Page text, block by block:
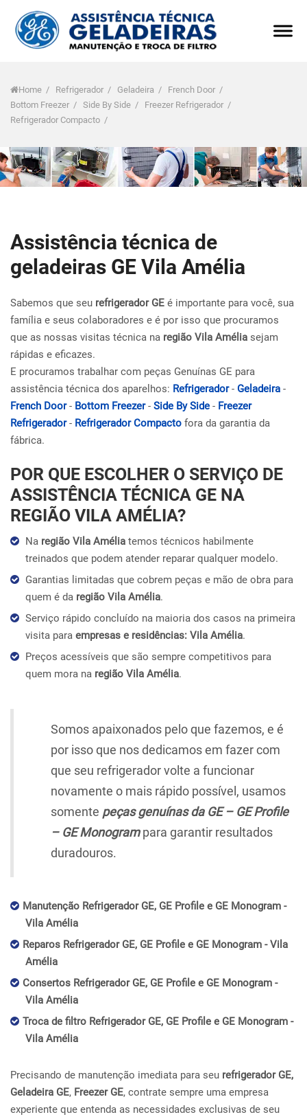
Home / Refrigerador / Geladeira / French Door /
Bottom Freezer / Side By Side / Freezer Refrigerador /
Refrigerador Compacto /
Assistência técnica de
geladeiras GE Vila Amélia
Sabemos que seu refrigerador GE é importante para você, sua
família e seus colaboradores e é por isso que procuramos
que as nossas visitas técnica na região Vila Amélia sejam
rápidas e eficazes.
E procuramos trabalhar com peças Genuínas GE para
assistência técnica dos aparelhos: Refrigerador- Geladeira -
French Door- Bottom Freezer- Side By Side - Freezer
Refrigerador- Refrigerador Compacto fora da garantia da
fábrica.
POR QUE ESCOLHER O SERVIÇO DE
ASSISTÊNCIA TÉCNICA GE NA
REGIÃO VILA AMÉLIA?
Na região Vila Amélia temos técnicos habilmente
treinados que podem atender reparar qualquer modelo.
Garantias limitadas que cobrem peças e mão de obra para
quem é da região Vila Amélia.
Serviço rápido concluído na maioria dos casos na primeira
visita para empresas e residências: Vila Amélia.
Preços acessíveis que são sempre competitivos para
quem mora na região Vila Amélia.
Somos apaixonados pelo que fazemos, e é
por isso que nos dedicamos em fazer com
que seu refrigerador volte a funcionar
novamente o mais rápido possível, usamos
somente peças genuínas da GE – GE Profile
– GE Monogrampara garantir resultados
duradouros.
Manutenção Refrigerador GE, GE Profile e GE Monogram -
Vila Amélia
Reparos Refrigerador GE, GE Profile e GE Monogram - Vila
Amélia
Consertos Refrigerador GE, GE Profile e GE Monogram -
Vila Amélia
Troca de filtro Refrigerador GE, GE Profile e GE Monogram -
Vila Amélia
Precisando de manutenção imediata para seu refrigerador GE,
Geladeira GE, Freezer GE, contrate sempre uma empresa
experiente que entenda as necessidades exclusivas de seu